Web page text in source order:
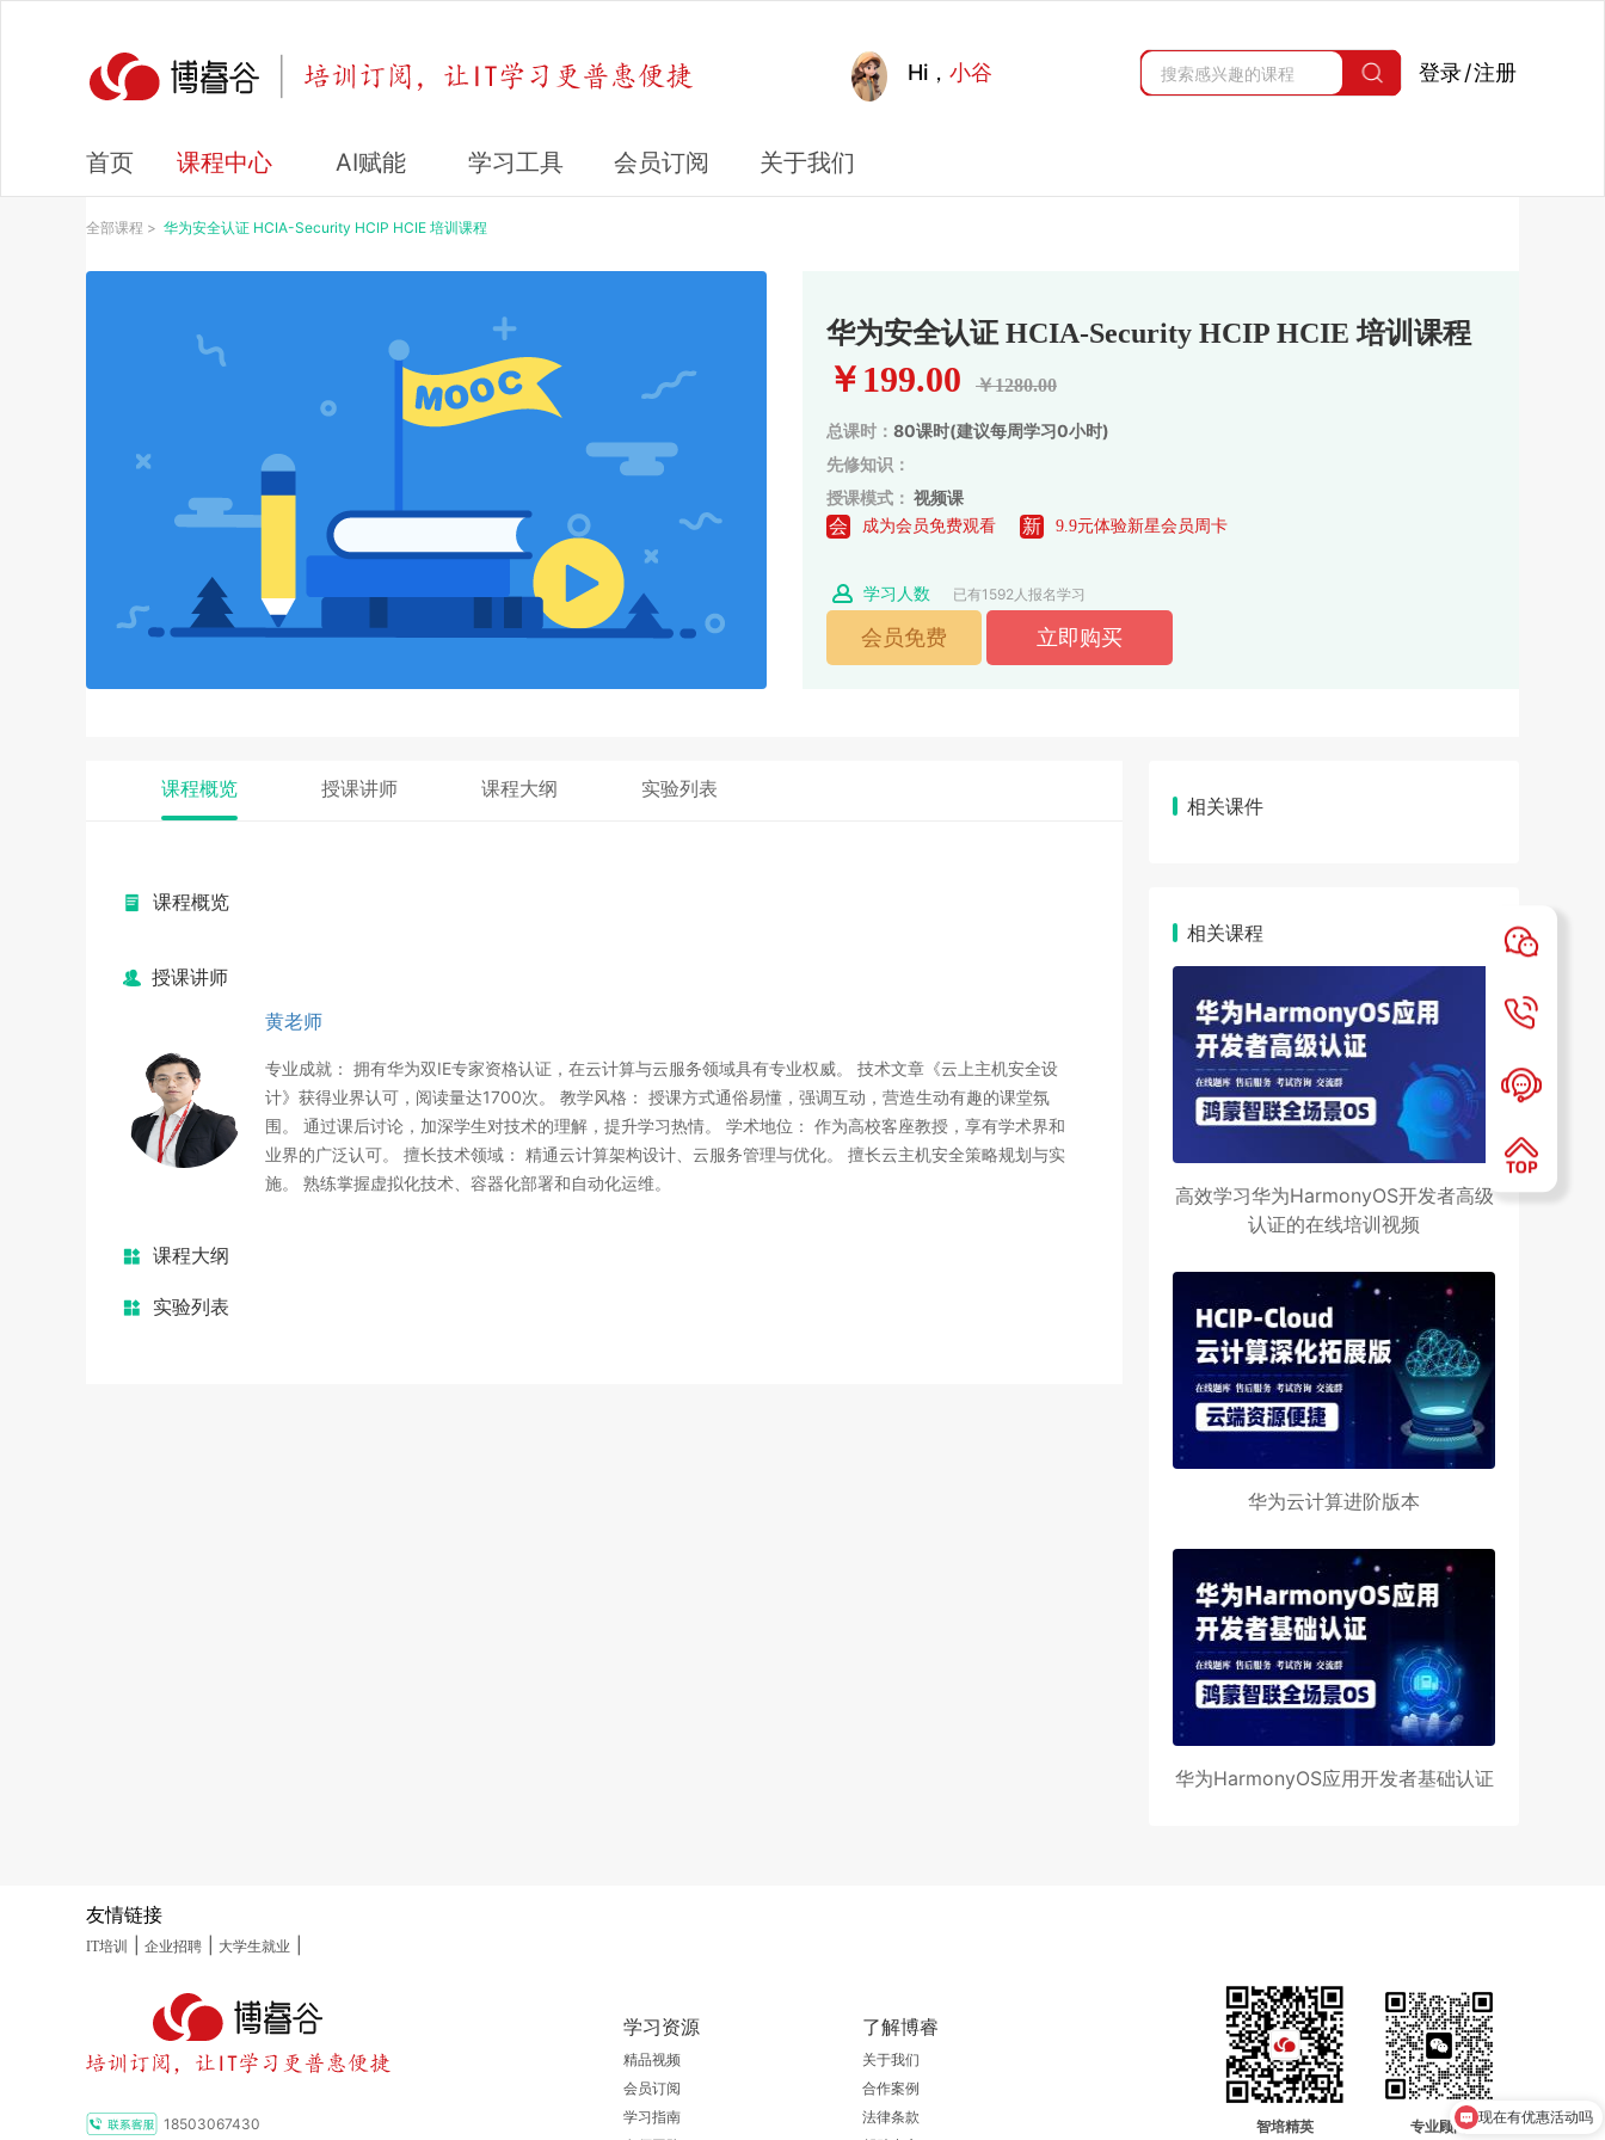
Hi， 小谷 登录/注册
首页 课程中心 AI赋能 学习工具 会员订阅 关于我们
全部课程 > 华为安全认证 HCIA-Security HCIP HCIE 培训课程
华为安全认证 HCIA-Security HCIP HCIE 培训课程
￥199.00 ￥1280.00
总课时： 80课时(建议每周学习0小时)
先修知识：
授课模式： 视频课
会
成为会员免费观看 新 9.9元体验新星会员周卡
学习人数 已有1592人报名学习
课程概览 授课讲师 课程大纲 实验列表
课程概览
授课讲师
黄老师
专业成就： 拥有华为双IE专家资格认证，在云计算与云服务领域具有专业权威。 技术文章《云上主机安全设
计》获得业界认可，阅读量达1700次。 教学风格： 授课方式通俗易懂，强调互动，营造生动有趣的课堂氛
围。 通过课后讨论，加深学生对技术的理解，提升学习热情。 学术地位： 作为高校客座教授，享有学术界和
业界的广泛认可。 擅长技术领域： 精通云计算架构设计、云服务管理与优化。 擅长云主机安全策略规划与实
施。 熟练掌握虚拟化技术、容器化部署和自动化运维。
课程大纲
实验列表
相关课件
相关课程
高效学习华为HarmonyOS开发者高级
认证的在线培训视频
华为云计算进阶版本
华为HarmonyOS应用开发者基础认证
友情链接
IT培训 企业招聘 大学生就业
18503067430
学习资源
精品视频
会员订阅
学习指南
了解博睿
关于我们
合作案例
法律条款
智培精英 专业顾问
现在有优惠活动吗
华为认证培训费用？